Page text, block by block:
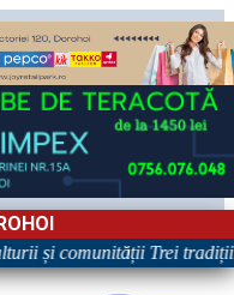
și comunității Trei tradiții.